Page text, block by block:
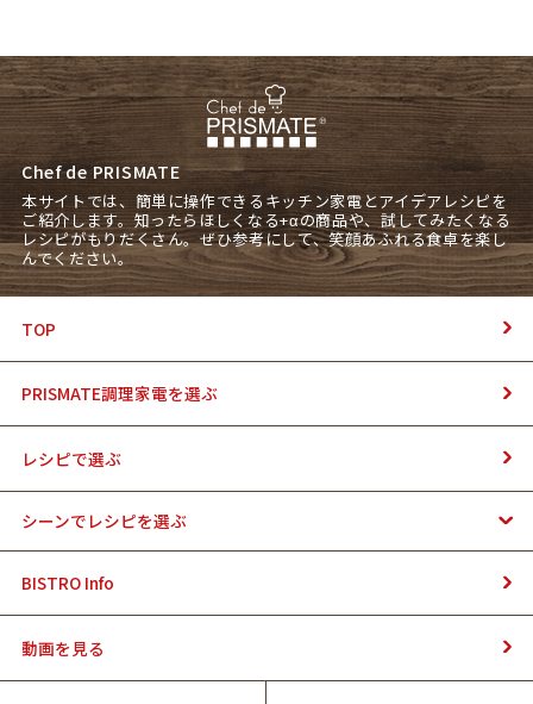
Chef de PRISMATE
本サイトでは、簡単に操作できるキッチン家電とアイデアレシピを
ご紹介します。知ったらほしくなる+αの商品や、試してみたくなる
レシピがもりだくさん。ぜひ参考にして、笑顔あふれる食卓を楽し
んでください。
TOP
PRISMATE調理家電を選ぶ
レシピで選ぶ
シーンでレシピを選ぶ
BISTRO Info
動画を見る